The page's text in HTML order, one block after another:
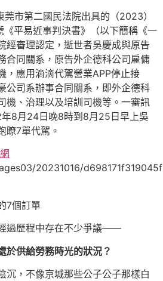
莞市第二國民法院出具的（2023）
平易近事判決書》（以下簡稱《一
經審理認定，逝世者吳慶成與原告
合同關系，原告外企德科公司雇傭
，應用滴滴代駕營業APP停止接
公司系辦事合同關系，即外企德科
機、治理以及培訓司機等。一審訊
8月24日晚8時到8月25日早上吳
瞭7單代駕。
20231016/
7個訂單
過歷程中存在不少爭議——
於供給勞務時光的狀況？
沉，不像京城那些公子公子那樣白